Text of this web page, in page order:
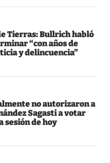
Tierras: Bullrich habló
“con años de
y delincuencia”
no autorizaron a
Sagasti a votar
sesión de hoy